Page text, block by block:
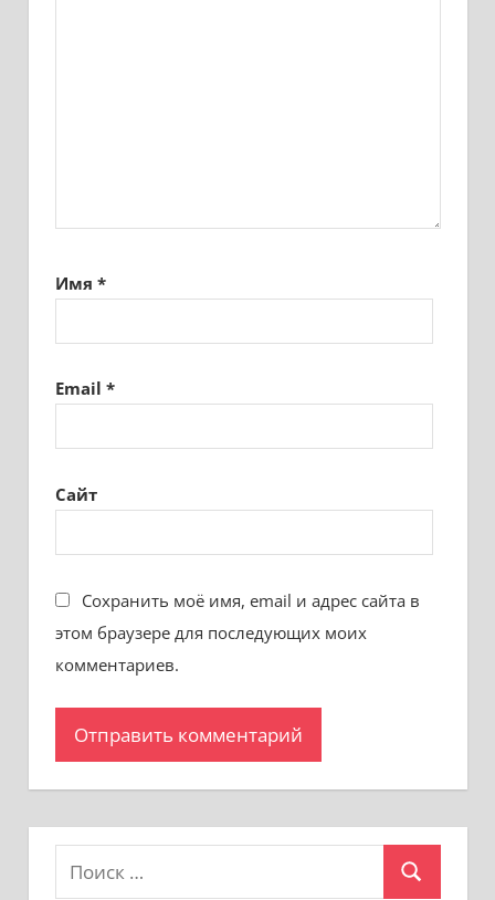
Имя *
Email *
Сайт
Сохранить моё имя, email и адрес сайта в
этом браузере для последующих моих
комментариев.
Поиск